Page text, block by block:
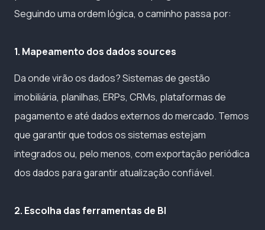
Seguindo uma ordem lógica, o caminho passa por:
1. Mapeamento dos dados sources
Da onde virão os dados? Sistemas de gestão
imobiliária, planilhas, ERPs, CRMs, plataformas de
pagamento e até dados externos do mercado. Temos
que garantir que todos os sistemas estejam
integrados ou, pelo menos, com exportação periódica
dos dados para garantir atualização confiável.
2. Escolha das ferramentas de BI